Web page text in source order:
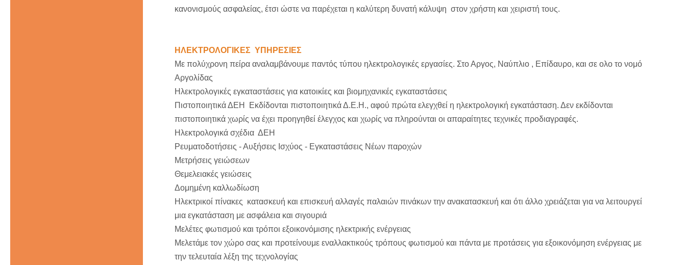
κανονισμούς ασφαλείας, έτσι ώστε να παρέχεται η καλύτερη δυνατή κάλυψη στον χρήστη και χειριστή τους.
ΗΛΕΚΤΡΟΛΟΓΙΚΕΣ ΥΠΗΡΕΣΙΕΣ
Με πολύχρονη πείρα αναλαμβάνουμε παντός τύπου ηλεκτρολογικές εργασίες. Στο Αργος, Ναύπλιο , Επίδαυρο, και σε ολο το νομό
Αργολίδας
Ηλεκτρολογικές εγκαταστάσεις για κατοικίες και βιομηχανικές εγκαταστάσεις
Πιστοποιητικά ΔΕΗ Εκδίδονται πιστοποιητικά Δ.Ε.Η., αφού πρώτα ελεγχθεί η ηλεκτρολογική εγκατάσταση. Δεν εκδίδονται
πιστοποιητικά χωρίς να έχει προηγηθεί έλεγχος και χωρίς να πληρούνται οι απαραίτητες τεχνικές προδιαγραφές.
Ηλεκτρολογικά σχέδια ΔΕΗ
Ρευματοδοτήσεις - Αυξήσεις Ισχύος - Εγκαταστάσεις Νέων παροχών
Μετρήσεις γειώσεων
Θεμελειακές γειώσεις
Δομημένη καλλωδίωση
Ηλεκτρικοί πίνακες κατασκευή και επισκευή αλλαγές παλαιών πινάκων την ανακατασκευή και ότι άλλο χρειάζεται για να λειτουργεί
μια εγκατάσταση με ασφάλεια και σιγουριά
Μελέτες φωτισμού και τρόποι εξοικονόμισης ηλεκτρικής ενέργειας
Μελετάμε τον χώρο σας και προτείνουμε εναλλακτικούς τρόπους φωτισμού και πάντα με προτάσεις για εξοικονόμηση ενέργειας με
την τελευταία λέξη της τεχνολογίας